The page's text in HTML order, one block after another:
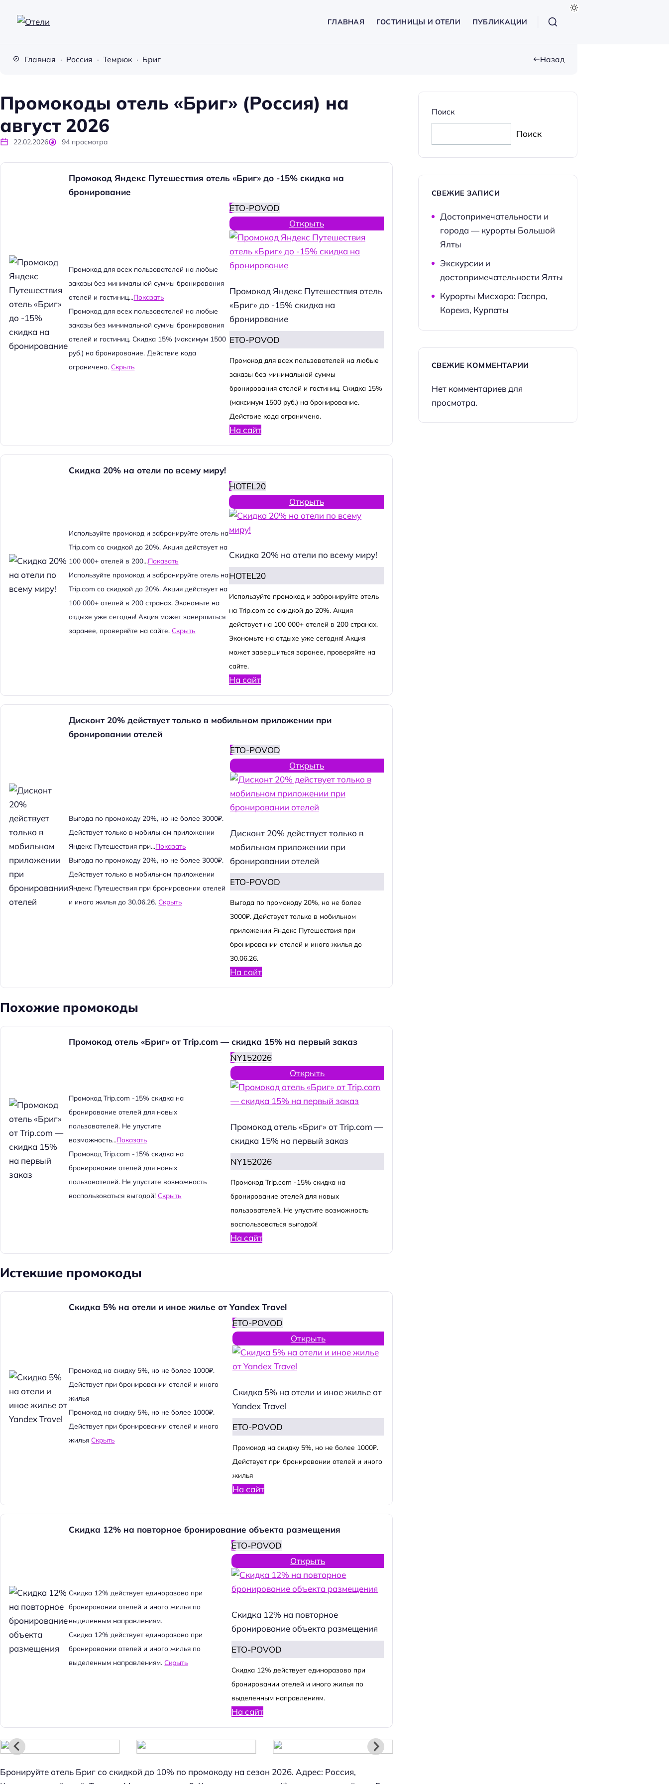
е
ГЛАВНАЯ ГОСТИНИЦЫ И ОТЕЛИ ПУБЛИКАЦИИ
Главная Россия Темрюк Бриг Назад
Промокоды отель «Бриг» (Россия) на
август 2026
22.02.2026 94 просмотра
Промокод Яндекс Путешествия отель «Бриг» до -15% скидка на
бронирование
Промокод для всех пользователей на любые
заказы без минимальной суммы бронирования
отелей и гостиниц...Показать
Промокод для всех пользователей на любые
заказы без минимальной суммы бронирования
отелей и гостиниц. Скидка 15% (максимум 1500
руб.) на бронирование. Действие кода
ограничено.Скрыть
ETO-POVOD
Открыть
Промокод Яндекс Путешествия отель
«Бриг» до -15% скидка на
бронирование
ETO-POVOD
Промокод для всех пользователей на любые
заказы без минимальной суммы
бронирования отелей и гостиниц. Скидка 15%
(максимум 1500 руб.) на бронирование.
Действие кода ограничено.
На сайт
Скидка 20% на отели по всему миру!
Используйте промокод и забронируйте отель на
Trip.com со скидкой до 20%. Акция действует на
100 000+ отелей в 200...Показать
Используйте промокод и забронируйте отель на
Trip.com со скидкой до 20%. Акция действует на
100 000+ отелей в 200 странах. Экономьте на
отдыхе уже сегодня! Акция может завершиться
заранее, проверяйте на сайте.Скрыть
HOTEL20
Открыть
Скидка 20% на отели по всему миру!
HOTEL20
Используйте промокод и забронируйте отель
на Trip.com со скидкой до 20%. Акция
действует на 100 000+ отелей в 200 странах.
Экономьте на отдыхе уже сегодня! Акция
может завершиться заранее, проверяйте на
сайте.
На сайт
Дисконт 20% действует только в мобильном приложении при
бронировании отелей
Выгода по промокоду 20%, но не более 3000₽.
Действует только в мобильном приложении
Яндекс Путешествия при...Показать
Выгода по промокоду 20%, но не более 3000₽.
Действует только в мобильном приложении
Яндекс Путешествия при бронировании отелей
и иного жилья до 30.06.26.Скрыть
ETO-POVOD
Открыть
Дисконт 20% действует только в
мобильном приложении при
бронировании отелей
ETO-POVOD
Выгода по промокоду 20%, но не более
3000₽. Действует только в мобильном
приложении Яндекс Путешествия при
бронировании отелей и иного жилья до
30.06.26.
На сайт
Похожие промокоды
Промокод отель «Бриг» от Trip.com — скидка 15% на первый заказ
Промокод Trip.com -15% скидка на
бронирование отелей для новых
пользователей. Не упустите
возможность...Показать
Промокод Trip.com -15% скидка на
бронирование отелей для новых
пользователей. Не упустите возможность
воспользоваться выгодой!Скрыть
NY152026
Открыть
Промокод отель «Бриг» от Trip.com —
скидка 15% на первый заказ
NY152026
Промокод Trip.com -15% скидка на
бронирование отелей для новых
пользователей. Не упустите возможность
воспользоваться выгодой!
На сайт
Истекшие промокоды
Скидка 5% на отели и иное жилье от Yandex Travel
Промокод на скидку 5%, но не более 1000₽.
Действует при бронировании отелей и иного
жилья
Промокод на скидку 5%, но не более 1000₽.
Действует при бронировании отелей и иного
жильяСкрыть
ETO-POVOD
Открыть
Скидка 5% на отели и иное жилье от
Yandex Travel
ETO-POVOD
Промокод на скидку 5%, но не более 1000₽.
Действует при бронировании отелей и иного
жилья
На сайт
Скидка 12% на повторное бронирование объекта размещения
Cкидка 12% действует единоразово при
бронировании отелей и иного жилья по
выделенным направлениям.
Cкидка 12% действует единоразово при
бронировании отелей и иного жилья по
выделенным направлениям.Скрыть
ETO-POVOD
Открыть
Скидка 12% на повторное
бронирование объекта размещения
ETO-POVOD
Cкидка 12% действует единоразово при
бронировании отелей и иного жилья по
выделенным направлениям.
На сайт
Бронируйте отель Бриг со скидкой до 10% по промокоду на сезон 2026. Адрес: Россия,
Поиск
Поиск
СВЕЖИЕ ЗАПИСИ
Достопримечательности и
города — курорты Большой
Ялты
Экскурсии и
достопримечательности Ялты
Курорты Мисхора: Гаспра,
Кореиз, Курпаты
СВЕЖИЕ КОММЕНТАРИИ
Нет комментариев для
просмотра.